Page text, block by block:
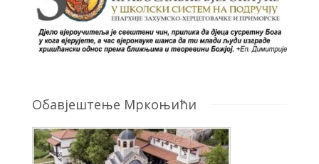
Обавјештење Мркоњићи